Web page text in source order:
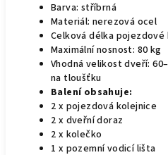
Barva: stříbrná
Materiál: nerezová ocel
Celková délka pojezdové
Maximální nosnost: 80 kg
Vhodná velikost dveří:
na tloušťku
Balení obsahuje:
2 x pojezdová kolejnice
2 x dveřní doraz
2 x kolečko
1 x pozemní vodicí lišta